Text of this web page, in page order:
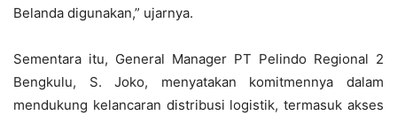
Belanda digunakan,” ujarnya.
Sementara itu, General Manager PT Pelindo Regional 2
Bengkulu, S. Joko, menyatakan komitmennya dalam
mendukung kelancaran distribusi logistik, termasuk akses